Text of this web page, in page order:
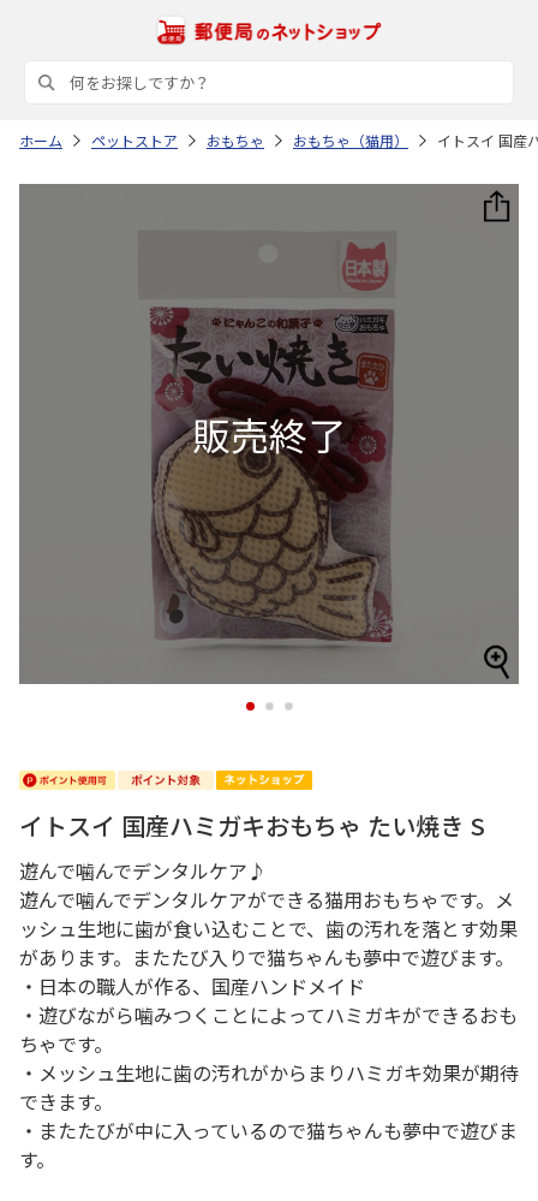
ホーム ペットストア おもちゃ おもちゃ（猫用） イトスイ 国産
1 2 3
イトスイ 国産ハミガキおもちゃ たい焼き S
遊んで噛んでデンタルケア♪
遊んで噛んでデンタルケアができる猫用おもちゃです。メ
ッシュ生地に歯が食い込むことで、歯の汚れを落とす効果
があります。またたび入りで猫ちゃんも夢中で遊びます。
・日本の職人が作る、国産ハンドメイド
・遊びながら噛みつくことによってハミガキができるおも
ちゃです。
・メッシュ生地に歯の汚れがからまりハミガキ効果が期待
できます。
・またたびが中に入っているので猫ちゃんも夢中で遊びま
す。